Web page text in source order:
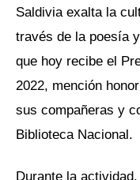
Saldivia exalta la
través de la poesía
que hoy recibe el
2022, mención
sus compañeras y
Biblioteca Nacional.
Durante la